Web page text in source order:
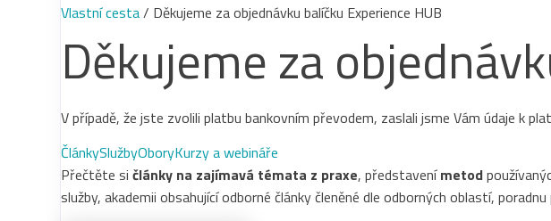
Vlastní cesta/ Děkujeme za objednávku balíčku Experience HUB
Děkujeme za
V případě, že jste zvolili platbu bankovním převodem, zaslali jsme Vám údaje k
ČlánkySlužbyOboryKurzy a webináře
Přečtěte sičlánky na zajímavá témata z praxe, představenímetod
služby, akademii obsahující odborné články členěné dle odborných oblastí,